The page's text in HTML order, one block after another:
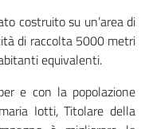
costruito su un’area di
di raccolta 5000 metri
equivalenti.
e con la popolazione
Iotti, Titolare della